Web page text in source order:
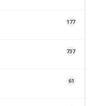
177
737
61